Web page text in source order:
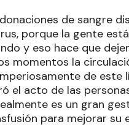
de sangre
porque la gente
y eso hace que
momentos la
de este
el acto de las
es un gran
para mejorar su